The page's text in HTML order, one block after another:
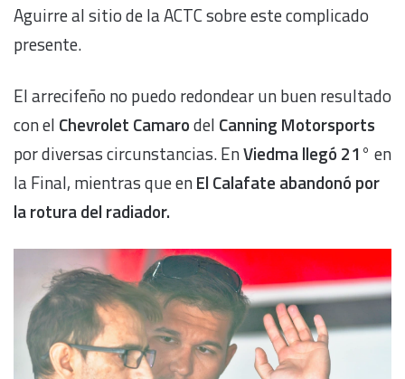
Aguirre al sitio de la ACTC sobre este complicado
presente.
El arrecifeño no puedo redondear un buen resultado
con el Chevrolet Camarodel Canning Motorsports
por diversas circunstancias. EnViedma llegó 21° en
la Final, mientras que enEl Calafate abandonó por
la rotura del radiador.